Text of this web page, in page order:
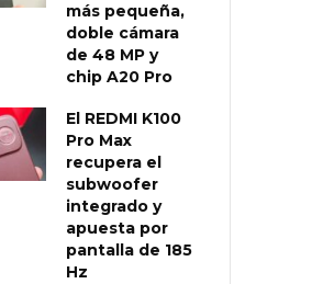
más pequeña,
doble cámara
de 48 MP y
chip A20 Pro
El REDMI K100
Pro Max
recupera el
subwoofer
integrado y
apuesta por
pantalla de 185
Hz